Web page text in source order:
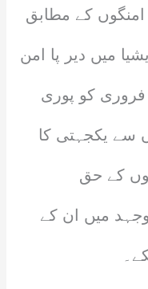
کے مطابق
میں دیر پا امن
کیلئے ضروری ہے، ہر سال 5 فروری کو پوری
سے یکجہتی کا
کے حق
میں ان کے